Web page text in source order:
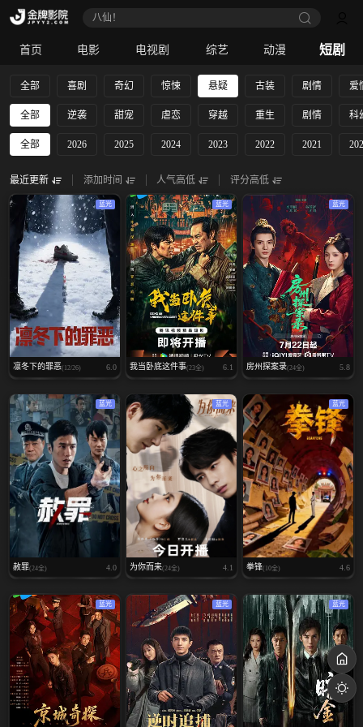
八仙！
首页 电影 电视剧 综艺 动漫 短剧
全部 喜剧 奇幻 惊悚 悬疑 古装 剧情 爱
全部 逆袭 甜宠 虐恋 穿越 重生 剧情 科
全部 2026 2025 2024 2023 2022 2021
最近更新 添加时间 人气高低 评分高低
蓝光
凛冬下的罪恶(12/26) 6.0
蓝光
我当卧底这件事(23全) 6.1
蓝光
房州探案录(24全) 5.8
蓝光
赦罪(24全) 4.0
蓝光
为你而来(24全) 4.1
蓝光
拳锋(10全) 4.6
蓝光 蓝光 蓝光